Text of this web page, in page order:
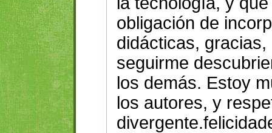
obligación de
didácticas,
seguirme
los demás. Estoy
los autores, y